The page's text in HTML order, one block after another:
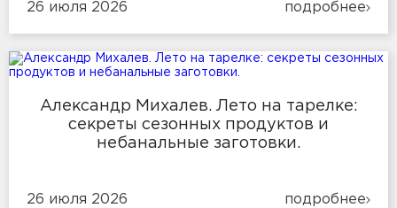
26 июля 2026 подробнее
Александр Михалев. Лето на тарелке:
секреты сезонных продуктов и
небанальные заготовки.
26 июля 2026 подробнее